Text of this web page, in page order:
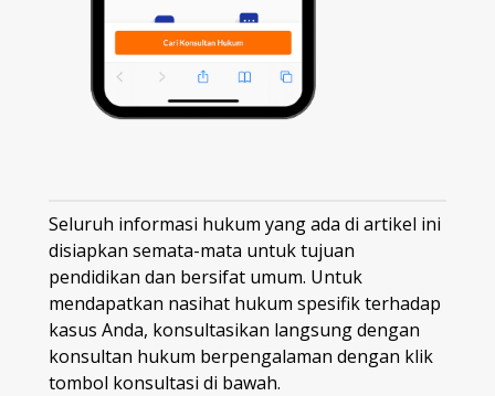
Seluruh informasi hukum yang ada di artikel ini
disiapkan semata-mata untuk tujuan
pendidikan dan bersifat umum. Untuk
mendapatkan nasihat hukum spesifik terhadap
kasus Anda, konsultasikan langsung dengan
konsultan hukum berpengalaman dengan klik
tombol konsultasi di bawah.